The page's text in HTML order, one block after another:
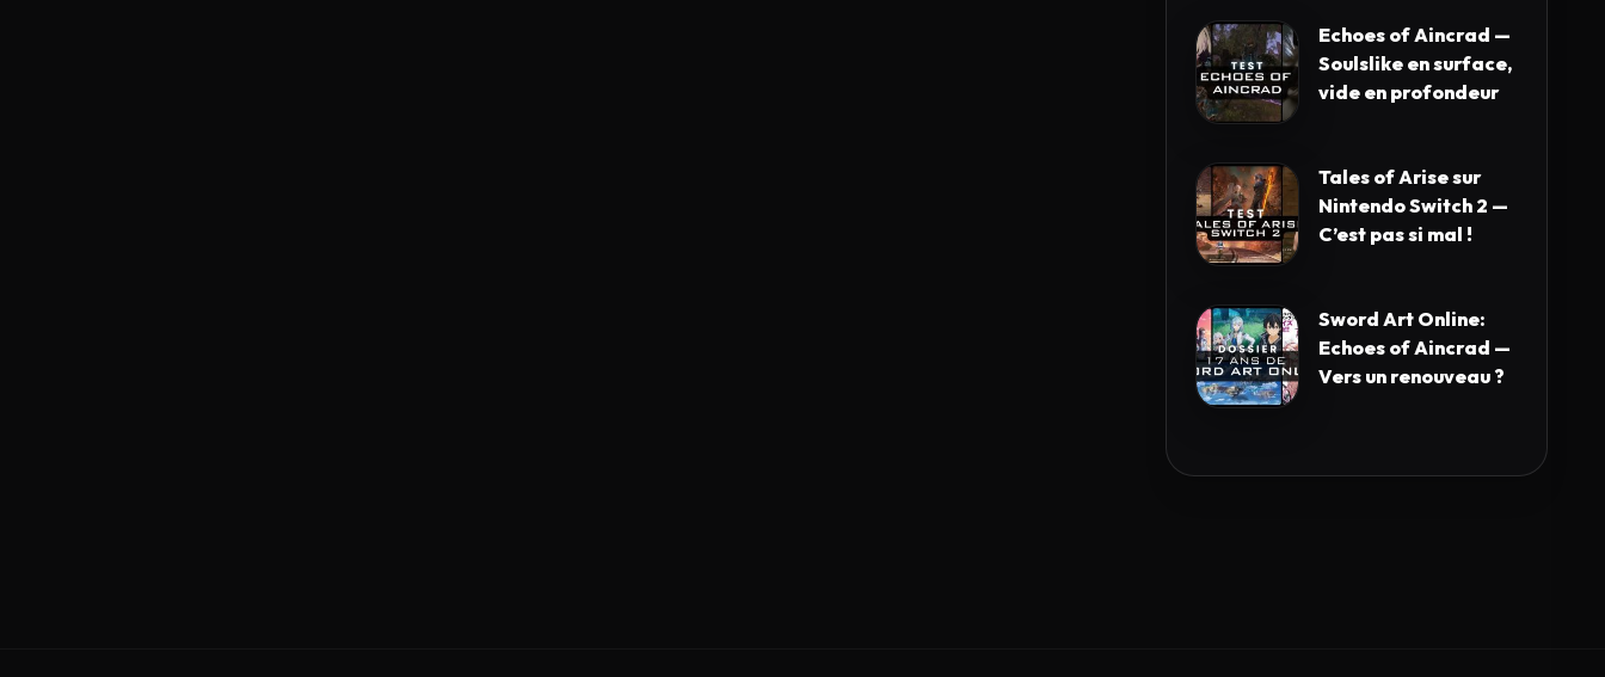
Echoes of Aincrad —
Soulslike en surface,
vide en profondeur
Tales of Arise sur
Nintendo Switch 2 —
C’est pas si mal !
Sword Art Online:
Echoes of Aincrad —
Vers un renouveau ?